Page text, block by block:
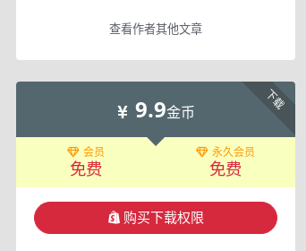
查看作者其他文章
下载
9.9金币
会员
免费
永久会员
免费
购买下载权限